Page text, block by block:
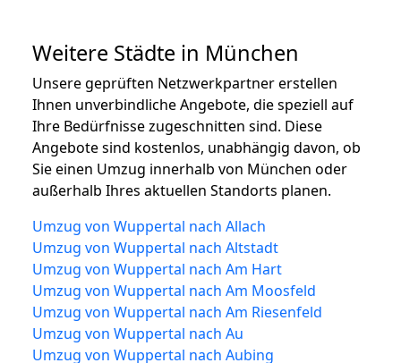
Weitere Städte in München
Unsere geprüften Netzwerkpartner erstellen
Ihnen unverbindliche Angebote, die speziell auf
Ihre Bedürfnisse zugeschnitten sind. Diese
Angebote sind kostenlos, unabhängig davon, ob
Sie einen Umzug innerhalb von München oder
außerhalb Ihres aktuellen Standorts planen.
Umzug von Wuppertal nach Allach
Umzug von Wuppertal nach Altstadt
Umzug von Wuppertal nach Am Hart
Umzug von Wuppertal nach Am Moosfeld
Umzug von Wuppertal nach Am Riesenfeld
Umzug von Wuppertal nach Au
Umzug von Wuppertal nach Aubing